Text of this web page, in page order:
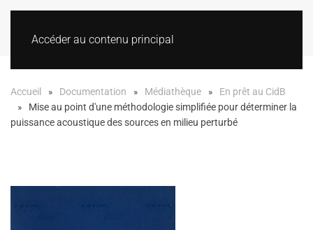
Accéder au contenu principal
Accueil Documentation Médiathèque
En prêt au CidB
Mise au point d'une méthodologie simplifiée pour déterminer la
puissance acoustique des sources en milieu perturbé